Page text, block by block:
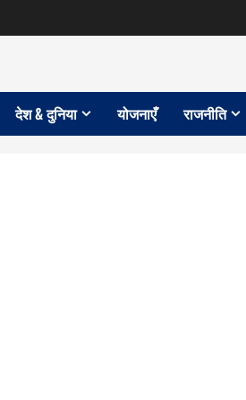
देश & दुनिया योजनाएँ राजनीति